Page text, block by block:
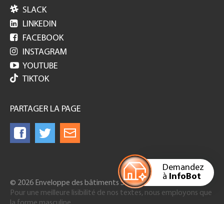
Demandez
à InfoBot
 SLACK
 LINKEDIN
 FACEBOOK
 INSTAGRAM
 YOUTUBE
TIKTOK
PARTAGER LA PAGE
© 2026 Enveloppe des bâtiments Suisse
Pour une meilleure lisibilité de nos textes, nous employons que